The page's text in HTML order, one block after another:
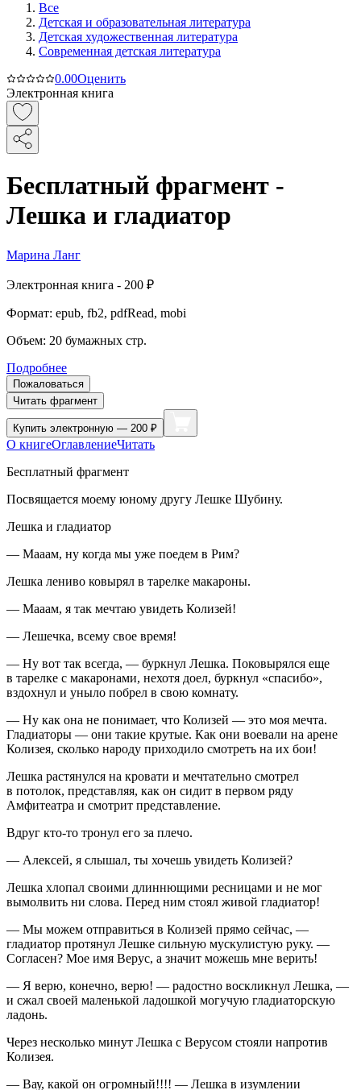
Все
Детская и образовательная литература
Детская художественная литература
Современная детская литература
0.00Оценить
Электронная книга
Бесплатный фрагмент -
Лешка и гладиатор
Марина Ланг
Электронная книга - 200 ₽
Формат: epub, fb2, pdfRead, mobi
Объем: 20 бумажных стр.
Подробнее
Пожаловаться
Читать фрагмент
Купить электронную — 200 ₽
О книгеОглавлениеЧитать
Бесплатный фрагмент
Посвящается моему юному другу Лешке Шубину.
Лешка и гладиатор
— Мааам, ну когда мы уже поедем в Рим?
Лешка лениво ковырял в тарелке макароны.
— Мааам, я так мечтаю увидеть Колизей!
— Лешечка, всему свое время!
— Ну вот так всегда, — буркнул Лешка. Поковырялся еще
в тарелке с макаронами, нехотя доел, буркнул «спасибо»,
вздохнул и уныло побрел в свою комнату.
— Ну как она не понимает, что Колизей — это моя мечта.
Гладиаторы — они такие крутые. Как они воевали на арене
Колизея, сколько народу приходило смотреть на их бои!
Лешка растянулся на кровати и мечтательно смотрел
в потолок, представляя, как он сидит в первом ряду
Амфитеатра и смотрит представление.
Вдруг кто-то тронул его за плечо.
— Алексей, я слышал, ты хочешь увидеть Колизей?
Лешка хлопал своими длиннющими ресницами и не мог
вымолвить ни слова. Перед ним стоял живой гладиатор!
— Мы можем отправиться в Колизей прямо сейчас, —
гладиатор протянул Лешке сильную мускулистую руку. —
Согласен? Мое имя Верус, а значит можешь мне верить!
— Я верю, конечно, верю! — радостно воскликнул Лешка, —
и сжал своей маленькой ладошкой могучую гладиаторскую
ладонь.
Через несколько минут Лешка с Верусом стояли напротив
Колизея.
— Вау, какой он огромный!!!! — Лешка в изумлении